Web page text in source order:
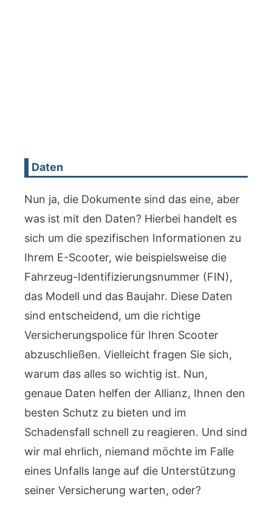
Daten
Nun ja, die Dokumente sind das eine, aber
was ist mit den Daten? Hierbei handelt es
sich um die spezifischen Informationen zu
Ihrem E-Scooter, wie beispielsweise die
Fahrzeug-Identifizierungsnummer (FIN),
das Modell und das Baujahr. Diese Daten
sind entscheidend, um die richtige
Versicherungspolice für Ihren Scooter
abzuschließen. Vielleicht fragen Sie sich,
warum das alles so wichtig ist. Nun,
genaue Daten helfen der Allianz, Ihnen den
besten Schutz zu bieten und im
Schadensfall schnell zu reagieren. Und sind
wir mal ehrlich, niemand möchte im Falle
eines Unfalls lange auf die Unterstützung
seiner Versicherung warten, oder?